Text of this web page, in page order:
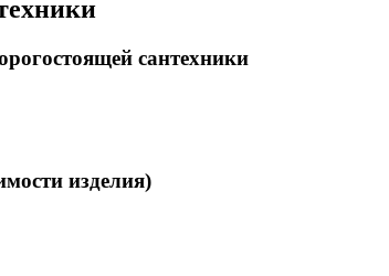
сантехники
изделия)